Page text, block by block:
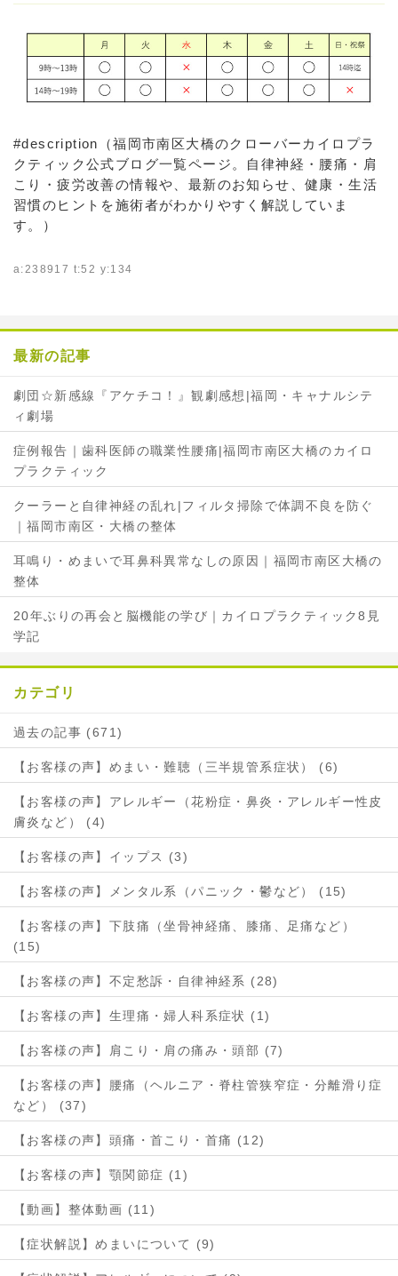
#description（福岡市南区大橋のクローバーカイロプラ
クティック公式ブログ一覧ページ。自律神経・腰痛・肩
こり・疲労改善の情報や、最新のお知らせ、健康・生活
習慣のヒントを施術者がわかりやすく解説していま
す。）
a:238917 t:52 y:134
最新の記事
劇団☆新感線『アケチコ！』観劇感想|福岡・キャナルシテ
ィ劇場
症例報告｜歯科医師の職業性腰痛|福岡市南区大橋のカイロ
プラクティック
クーラーと自律神経の乱れ|フィルタ掃除で体調不良を防ぐ
｜福岡市南区・大橋の整体
耳鳴り・めまいで耳鼻科異常なしの原因｜福岡市南区大橋の
整体
20年ぶりの再会と脳機能の学び｜カイロプラクティック8見
学記
カテゴリ
過去の記事 (671)
【お客様の声】めまい・難聴（三半規管系症状） (6)
【お客様の声】アレルギー（花粉症・鼻炎・アレルギー性皮
膚炎など） (4)
【お客様の声】イップス (3)
【お客様の声】メンタル系（パニック・鬱など） (15)
【お客様の声】下肢痛（坐骨神経痛、膝痛、足痛など）
(15)
【お客様の声】不定愁訴・自律神経系 (28)
【お客様の声】生理痛・婦人科系症状 (1)
【お客様の声】肩こり・肩の痛み・頭部 (7)
【お客様の声】腰痛（ヘルニア・脊柱管狭窄症・分離滑り症
など） (37)
【お客様の声】頭痛・首こり・首痛 (12)
【お客様の声】顎関節症 (1)
【動画】整体動画 (11)
【症状解説】めまいについて (9)